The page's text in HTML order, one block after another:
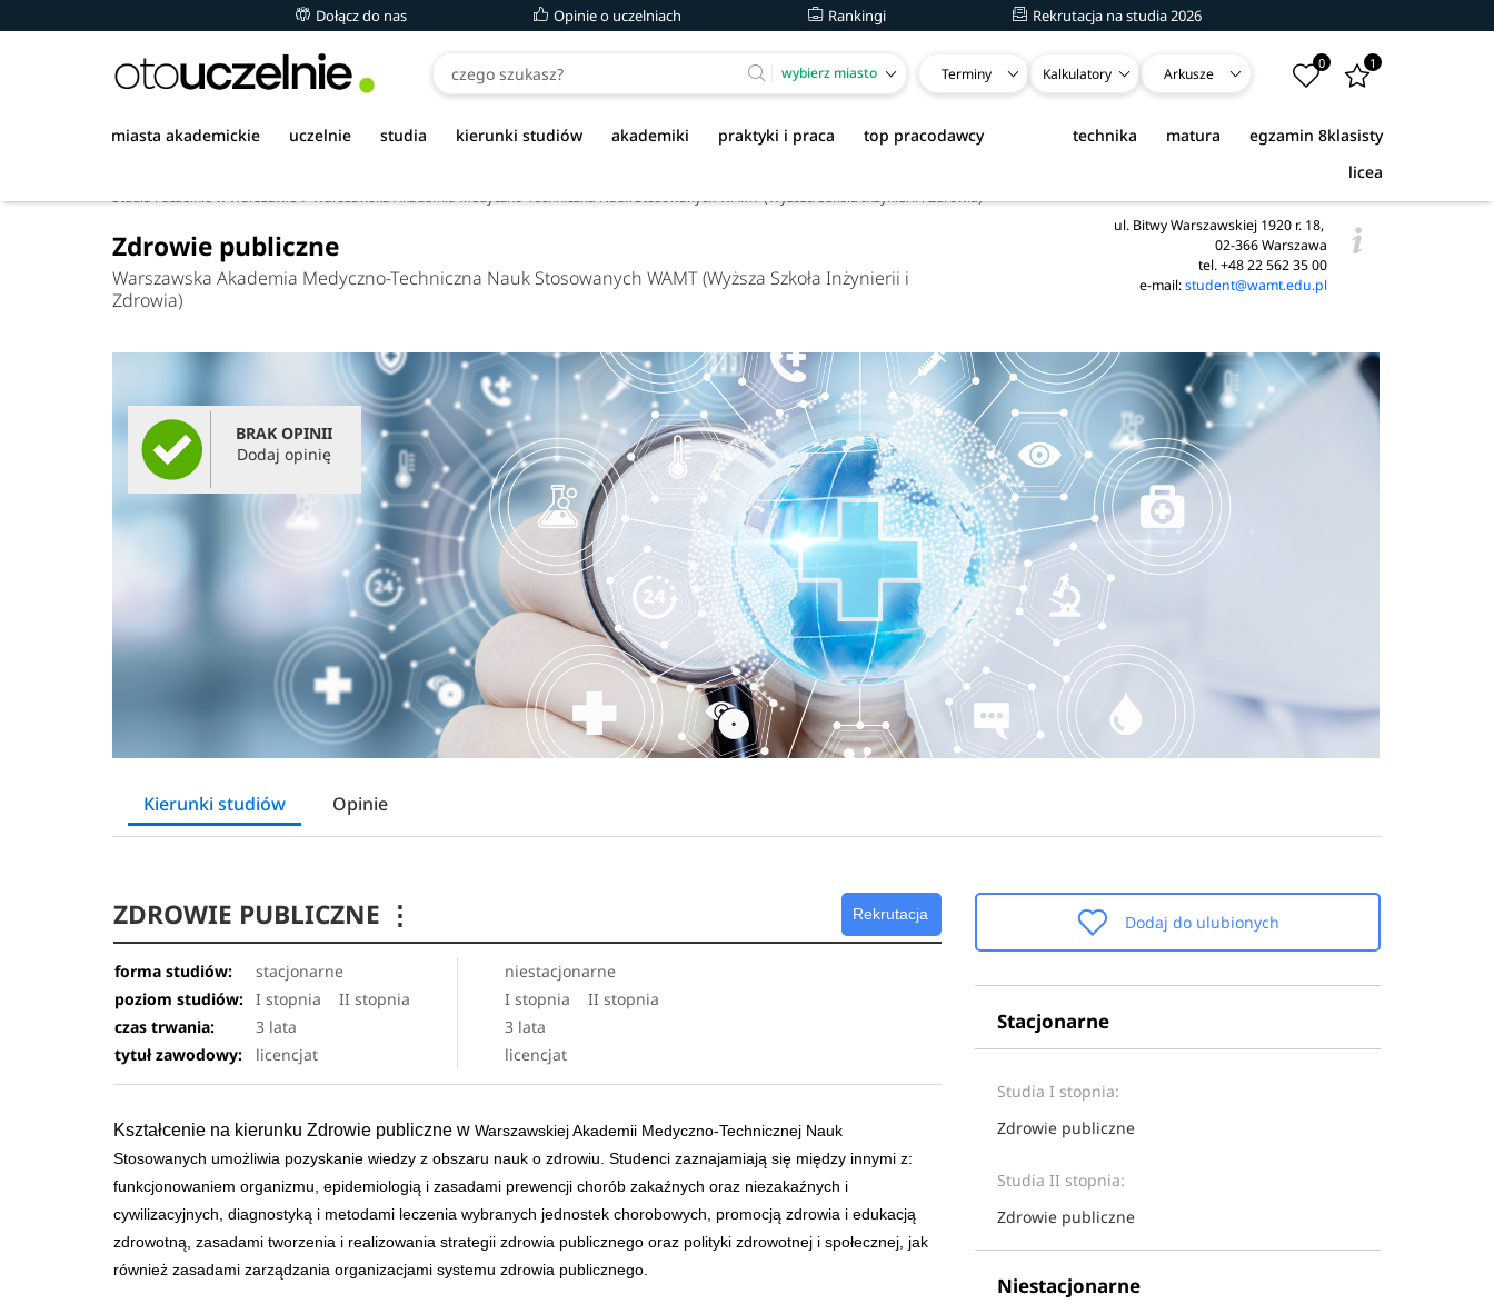
Dołącz do nas Opinie o uczelniach Rankingi Rekrutacja na studia 2026
wybierz miasto Terminy Kalkulatory Arkusze
0 1
miasta akademickie uczelnie studia kierunki studiów akademiki praktyki i praca top pracodawcy egzamin 8klasisty
matura
technika
licea
Studia i uczelnie w Warszawie Warszawska Akademia Medyczno-Techniczna Nauk Stosowanych WAMT (Wyższa Szkoła Inżynierii i Zdrowia)
Zdrowie publiczne
Warszawska Akademia Medyczno-Techniczna Nauk Stosowanych WAMT (Wyższa Szkoła Inżynierii i
Zdrowia)
ul. Bitwy Warszawskiej 1920 r. 18,
02-366 Warszawa
tel. +48 22 562 35 00
e-mail:student@wamt.edu.pl
BRAK OPINII
Dodaj opinię
Kierunki studiów Opinie
ZDROWIE PUBLICZNE ⋮ Rekrutacja
forma studiów: stacjonarne
niestacjonarne
poziom studiów: I stopnia II stopnia I stopnia
II stopnia
czas trwania:
3 lata
3 lata
tytuł zawodowy:
licencjat licencjat
Kształcenie na kierunku Zdrowie publiczne wWarszawskiej Akademii Medyczno-Technicznej Nauk
Stosowanych umożliwia pozyskanie wiedzy z obszaru nauk o zdrowiu. Studenci zaznajamiają się między innymi z:
funkcjonowaniem organizmu, epidemiologią i zasadami prewencji chorób zakaźnych oraz niezakaźnych i
cywilizacyjnych, diagnostyką i metodami leczenia wybranych jednostek chorobowych, promocją zdrowia i edukacją
zdrowotną, zasadami tworzenia i realizowania strategii zdrowia publicznego oraz polityki zdrowotnej i społecznej, jak
również zasadami zarządzania organizacjami systemu zdrowia publicznego.
Dodaj do ulubionych
Stacjonarne
Studia I stopnia:
Zdrowie publiczne
Studia II stopnia:
Zdrowie publiczne
Niestacjonarne